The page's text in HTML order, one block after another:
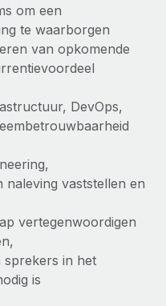
om een
te waarborgen
van opkomende
DevOps,
naleving vaststellen en
vertegenwoordigen
sprekers in het
is